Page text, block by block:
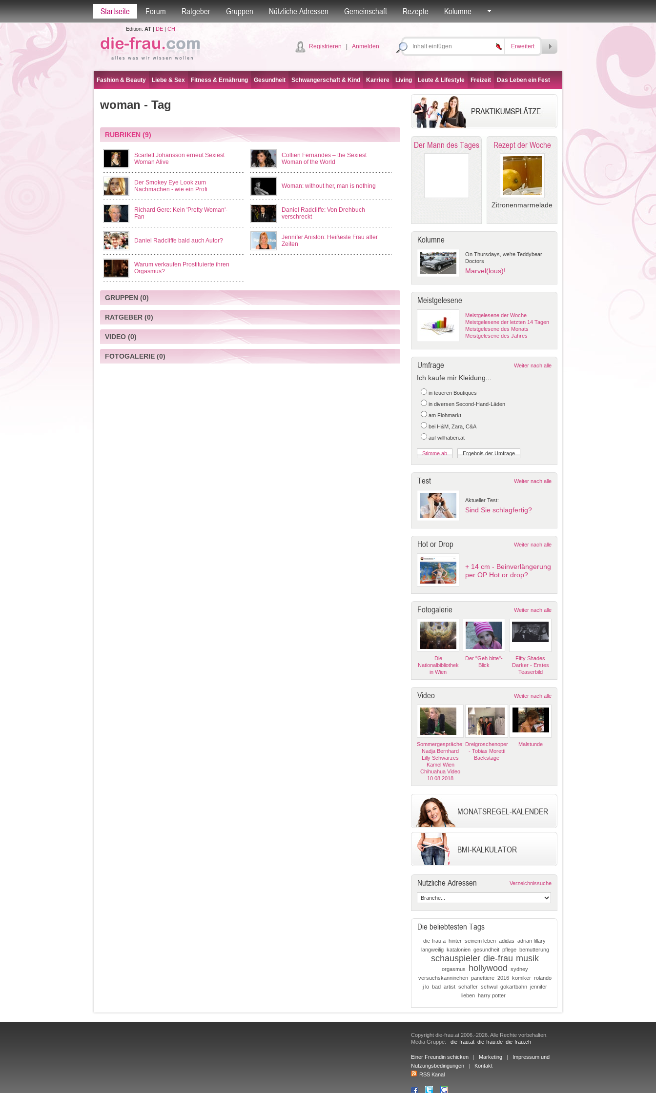
Startseite Forum Ratgeber Gruppen Nützliche Adressen Gemeinschaft Rezepte Kolumne
Edition: AT| DE| CH
Registrieren Anmelden Erweitert
Fashion & Beauty Liebe & Sex Fitness & Ernährung Gesundheit Schwangerschaft & Kind Karriere Living Leute & Lifestyle Freizeit Das Leben ein Fest
woman - Tag
RUBRIKEN(9)
Scarlett Johansson erneut Sexiest
Woman Alive
Collien Fernandes – the Sexiest
Woman of the World
Der Smokey Eye Look zum
Nachmachen - wie ein Profi
Woman: without her, man is nothing
Richard Gere: Kein 'Pretty Woman'-
Fan
Daniel Radcliffe: Von Drehbuch
verschreckt
Daniel Radcliffe bald auch Autor?
Jennifer Aniston: Heißeste Frau aller
Zeiten
Warum verkaufen Prostituierte ihren
Orgasmus?
GRUPPEN(0)
RATGEBER(0)
VIDEO(0)
FOTOGALERIE(0)
Der Mann des Tages Rezept der Woche
Zitronenmarmelade
Kolumne
On Thursdays, we're Teddybear
Doctors
Marvel(lous)!
Meistgelesene
Meistgelesene der Woche
Meistgelesene der letzten 14 Tagen
Meistgelesene des Monats
Meistgelesene des Jahres
Umfrage Weiter nach alle
Ich kaufe mir Kleidung...
in teueren Boutiques
in diversen Second-Hand-Läden
am Flohmarkt
bei H&M, Zara, C&A
auf willhaben.at
Test Weiter nach alle
Aktueller Test:
Sind Sie schlagfertig?
Hot or Drop Weiter nach alle
+ 14 cm - Beinverlängerung
per OP Hot or drop?
Fotogalerie Weiter nach alle
Die
Nationalbibliothek
in Wien
Der "Geh bitte"-
Blick
Fifty Shades
Darker - Erstes
Teaserbild
Video Weiter nach alle
Sommergespräche:
Nadja Bernhard
Lilly Schwarzes
Kamel Wien
Chihuahua Video
10 08 2018
Dreigroschenoper
- Tobias Moretti
Backstage
Malstunde
MONATSREGEL-KALENDER
BMI-KALKULATOR
Nützliche Adressen Verzeichnissuche
Die beliebtesten Tags
die-frau.a hinter seinem leben adidas adrian fillary
langweilig katalonien gesundheit pflege bemutterung
schauspieler die-frau musik
orgasmus hollywood
sydney
versuchskanninchen panettiere 2016 komiker rolando
j lo bad artist schaffer schwul gokartbahn jennifer
lieben harry potter
Copyright die-frau.at 2006.-2026. Alle Rechte vorbehalten.
Media Gruppe: die-frau.at die-frau.de die-frau.ch
Einer Freundin schicken | Marketing | Impressum und
Nutzungsbedingungen | Kontakt
RSS Kanal